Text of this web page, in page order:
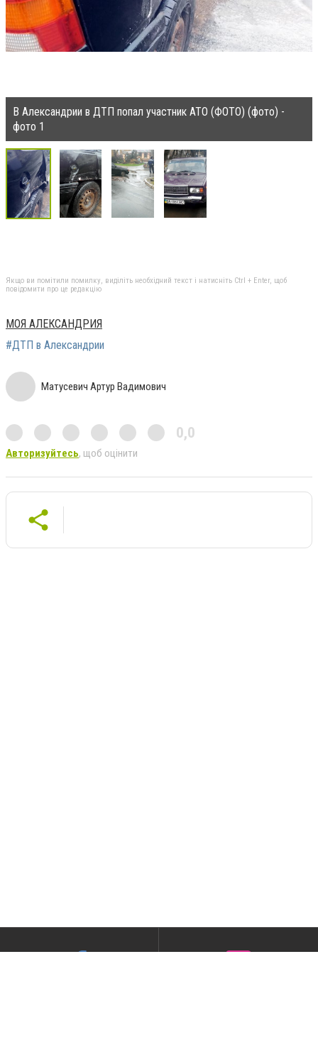
В Александрии в ДТП попал участник АТО (ФОТО) (фото) -
фото 1
Якщо ви помітили помилку, виділіть необхідний текст і натисніть Ctrl + Enter, щоб
повідомити про це редакцію
МОЯ АЛЕКСАНДРИЯ
#ДТП в Александрии
Матусевич Артур Вадимович
0,0
Авторизуйтесь, щоб оцінити